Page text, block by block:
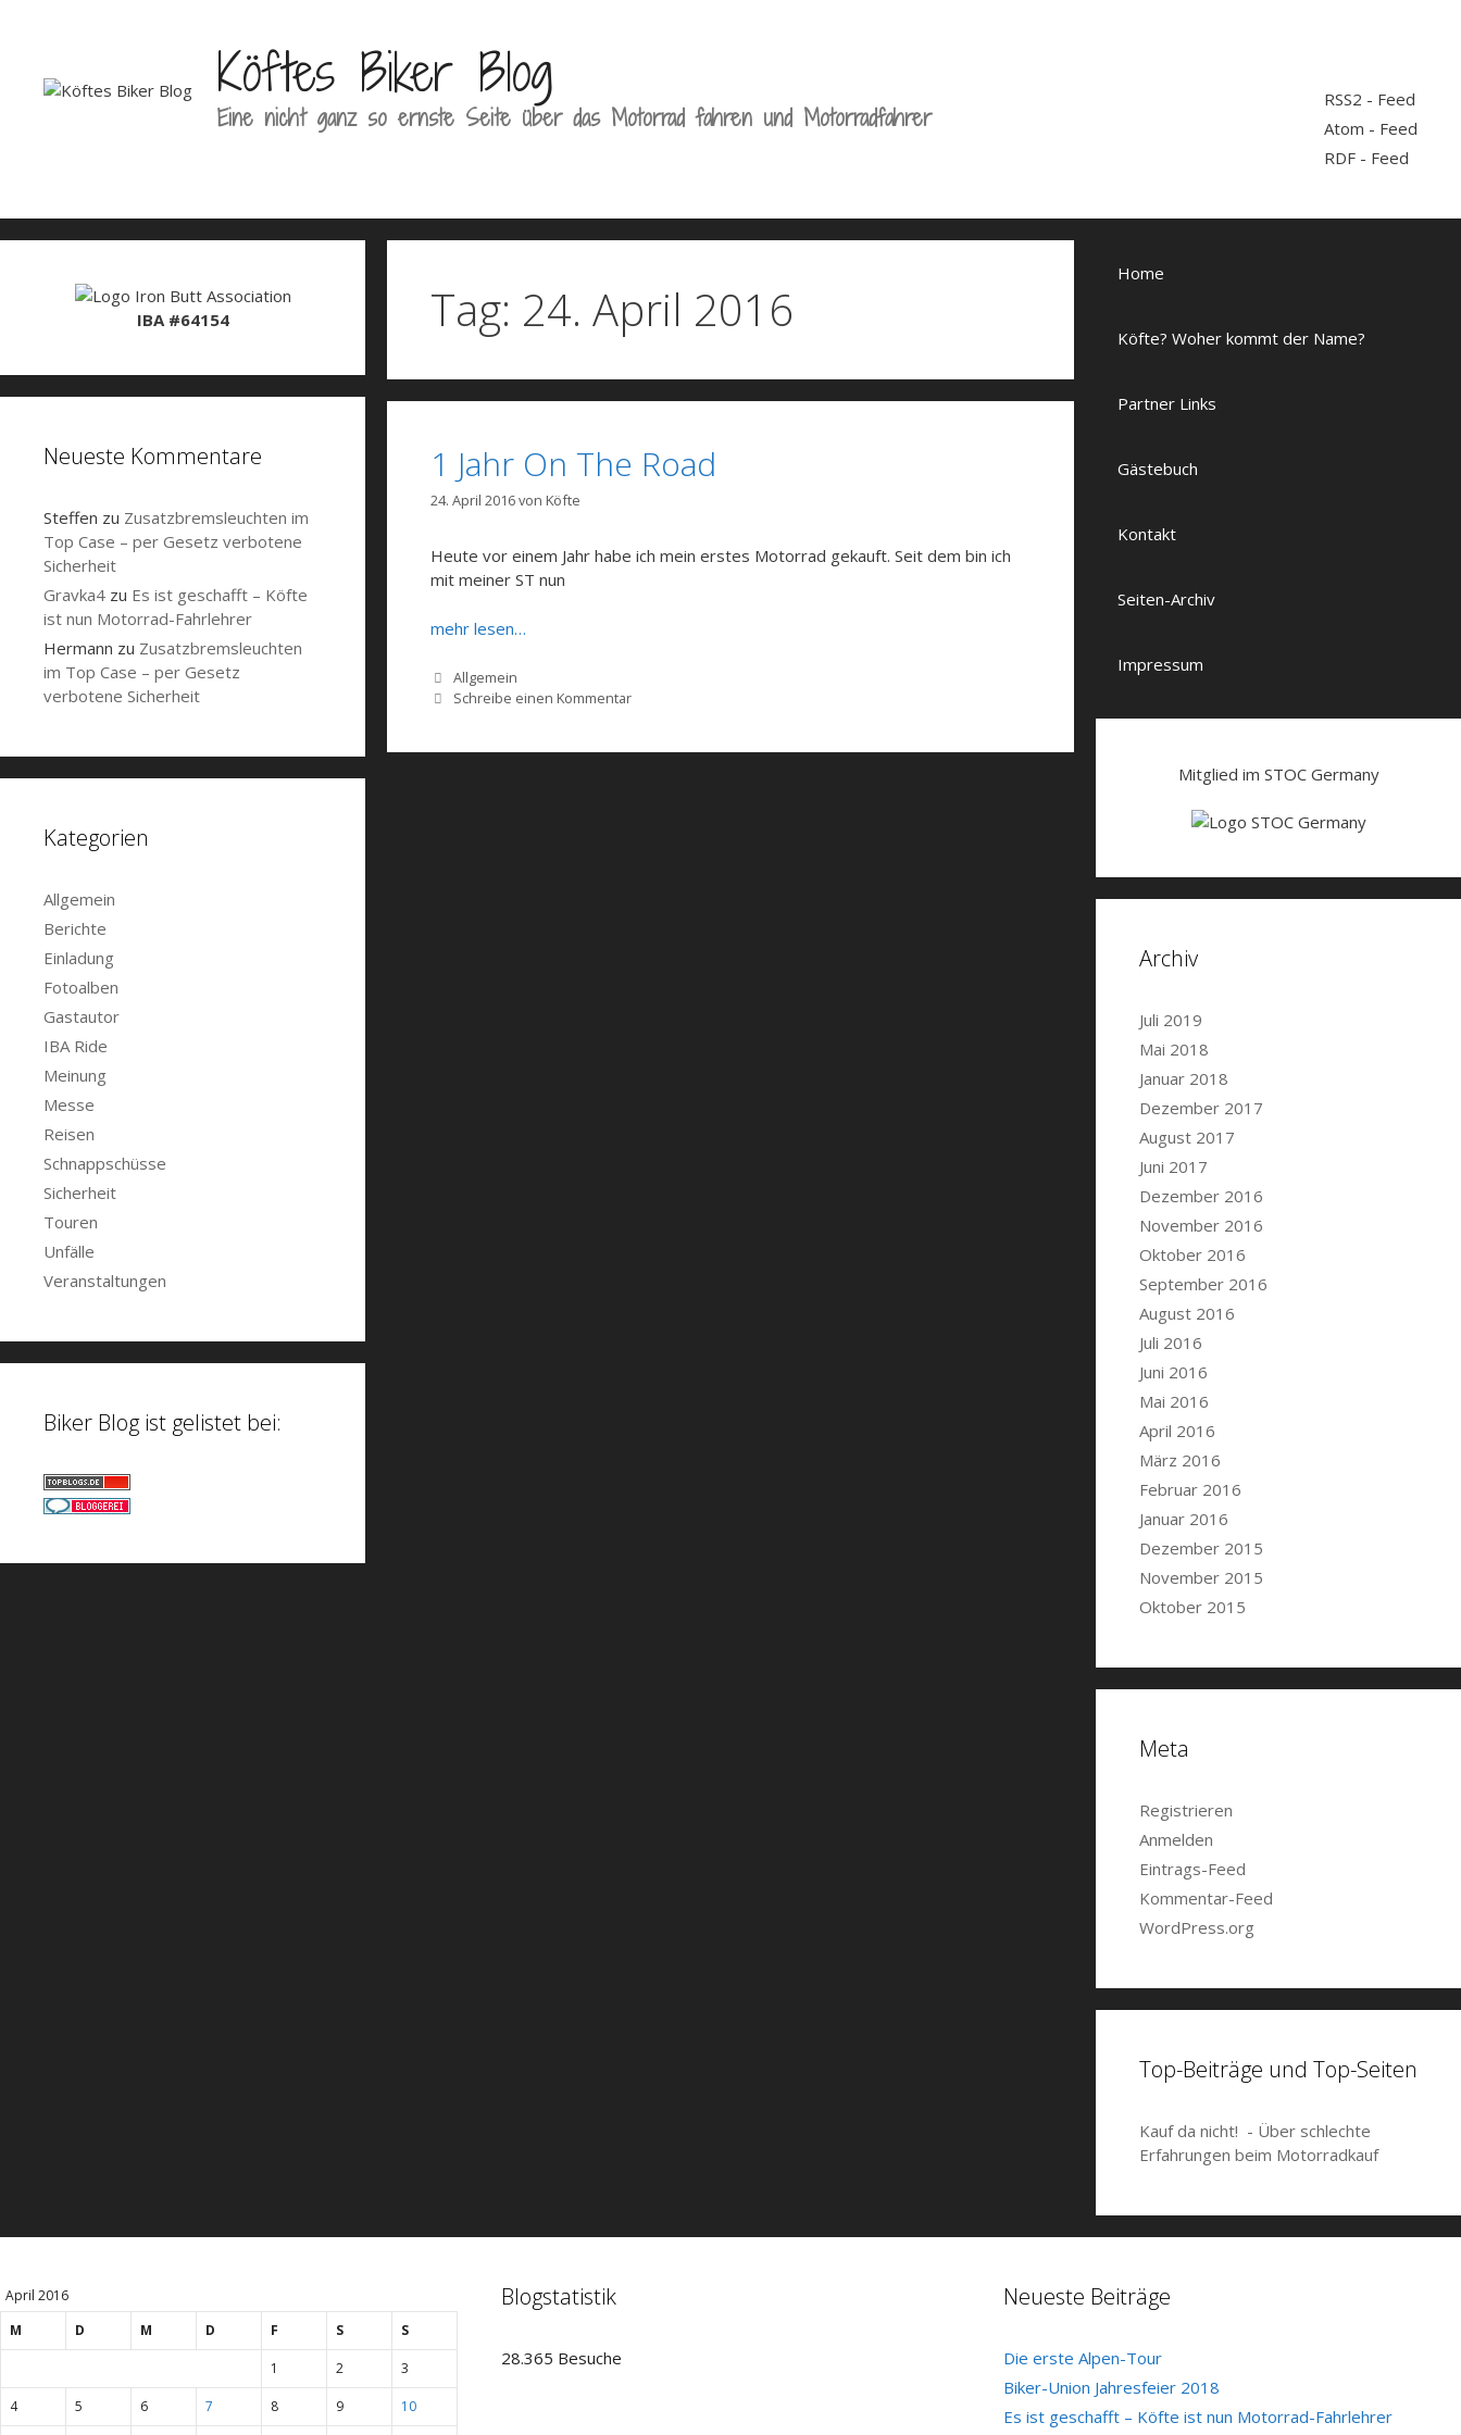
RSS2 - Feed
Atom - Feed
RDF - Feed
Köftes Biker Blog
Eine nicht ganz so ernste Seite über das Motorrad fahren und Motorradfahrer
Tag: 24. April 2016
1 Jahr On The Road
24. April 2016von Köfte
Heute vor einem Jahr habe ich mein erstes Motorrad gekauft. Seit dem bin ich
mit meiner ST nun
mehr lesen…
Kategorien
Allgemein
Schreibe einen Kommentar
IBA #64154
Neueste Kommentare
Steffen zu Zusatzbremsleuchten im
Top Case – per Gesetz verbotene
Sicherheit
Gravka4 zu Es ist geschafft – Köfte
ist nun Motorrad-Fahrlehrer
Hermann zu Zusatzbremsleuchten
im Top Case – per Gesetz
verbotene Sicherheit
Kategorien
Allgemein
Berichte
Einladung
Fotoalben
Gastautor
IBA Ride
Meinung
Messe
Reisen
Schnappschüsse
Sicherheit
Touren
Unfälle
Veranstaltungen
Biker Blog ist gelistet bei:
Home
Köfte? Woher kommt der Name?
Partner Links
Gästebuch
Kontakt
Seiten-Archiv
Impressum
Mitglied im STOC Germany
Archiv
Juli 2019
Mai 2018
Januar 2018
Dezember 2017
August 2017
Juni 2017
Dezember 2016
November 2016
Oktober 2016
September 2016
August 2016
Juli 2016
Juni 2016
Mai 2016
April 2016
März 2016
Februar 2016
Januar 2016
Dezember 2015
November 2015
Oktober 2015
Meta
Registrieren
Anmelden
Eintrags-Feed
Kommentar-Feed
WordPress.org
Top-Beiträge und Top-Seiten
Kauf da nicht! - Über schlechte
Erfahrungen beim Motorradkauf
April 2016
M
D M D F S S
1 2 3
4 5 6 7 8 9 10
Blogstatistik
28.365 Besuche
Neueste Beiträge
Die erste Alpen-Tour
Biker-Union Jahresfeier 2018
Es ist geschafft – Köfte ist nun Motorrad-Fahrlehrer